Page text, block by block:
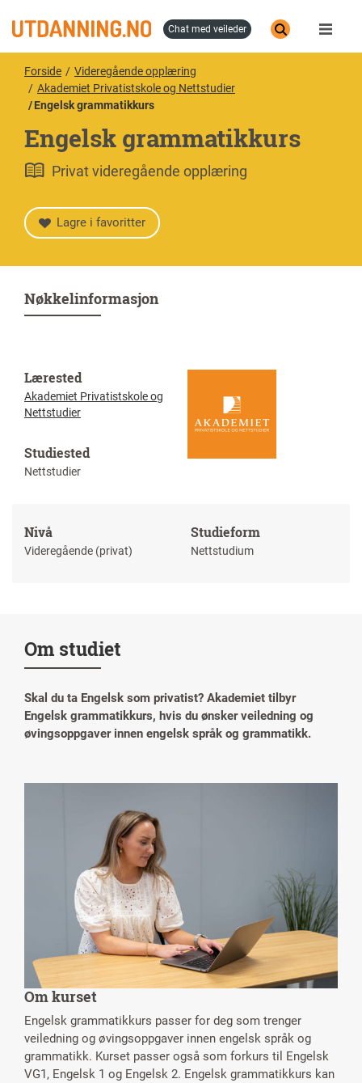
til
hovedinnhold
chat med veileder
Forside
Videregående opplæring
Akademiet Privatistskole og Nettstudier
Engelsk grammatikkurs
Engelsk grammatikkurs
Privat videregående opplæring
Lagre i favoritter
Nøkkelinformasjon
Lærested
Akademiet Privatistskole og
Nettstudier
Studiested
Nettstudier
Nivå
Videregående (privat)
Studieform
Nettstudium
Om studiet
Skal du ta Engelsk som privatist? Akademiet tilbyr
Engelsk grammatikkurs, hvis du ønsker veiledning og
øvingsoppgaver innen engelsk språk og grammatikk.
Om kurset
Engelsk grammatikkurs passer for deg som trenger
veiledning og øvingsoppgaver innen engelsk språk og
grammatikk. Kurset passer også som forkurs til Engelsk
VG1, Engelsk 1 og Engelsk 2. Engelsk grammatikkurs kan